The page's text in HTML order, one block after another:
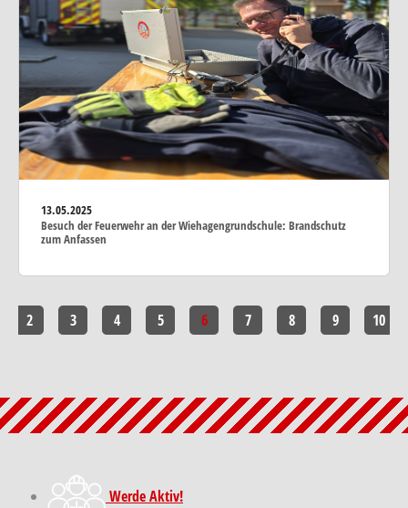
13.05.2025
Besuch der Feuerwehr an der Wiehagengrundschule: Brandschutz
zum Anfassen
2 3 4 5 6 7 8 9 10
Werde Aktiv!